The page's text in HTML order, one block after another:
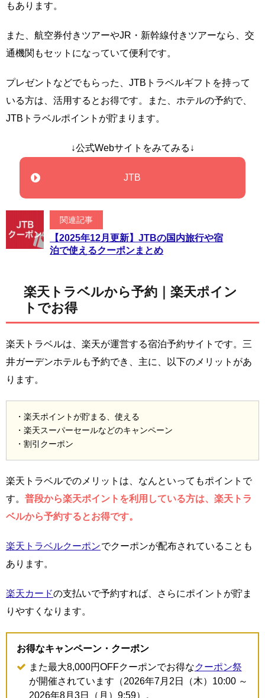
もあります。
また、航空券付きツアーやJR・新幹線付きツアーなら、交
通機関もセットになっていて便利です。
プレゼントなどでもらった、JTBトラベルギフトを持って
いる方は、活用するとお得です。また、ホテルの予約で、
JTBトラベルポイントが貯まります。
↓公式Webサイトをみてみる↓
JTB
関連記事
【2025年12月更新】JTBの国内旅行や宿
泊で使えるクーポンまとめ
楽天トラベルから予約｜楽天ポイン
トでお得
楽天トラベルは、楽天が運営する宿泊予約サイトです。三
井ガーデンホテルも予約でき、主に、以下のメリットがあ
ります。
・楽天ポイントが貯まる、使える
・楽天スーパーセールなどのキャンペーン
・割引クーポン
楽天トラベルでのメリットは、なんといってもポイントで
す。 普段から楽天ポイントを利用している方は、楽天トラ
ベルから予約するとお得です。
楽天トラベルクーポンでクーポンが配布されていることも
あります。
楽天カードの支払いで予約すれば、さらにポイントが貯ま
りやすくなります。
お得なキャンペーン・クーポン
また最大8,000円OFFクーポンでお得なクーポン祭
が開催されています（2026年7月2日（木）10:00 ～
2026年8月3日（月）9:59）。